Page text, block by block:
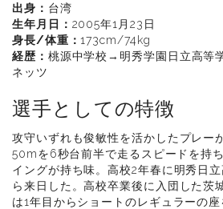
出身： 台湾
生年月日： 2005年1月23日
身長/体重：173cm/74kg
経歴： 桃源中学校→明秀学園日立高等
ネッツ
選手としての特徴
攻守いずれも俊敏性を活かしたプレー
50mを6秒台前半で走るスピードを持
イングが持ち味。高校2年春に明秀日
ら来日した。高校卒業後に入団した茨
は1年目からショートのレギュラーの